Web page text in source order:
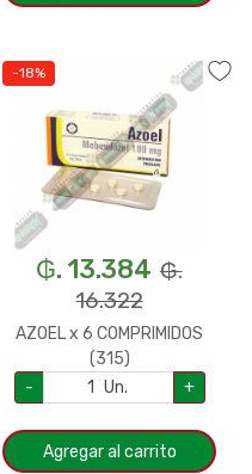
-18%
₲. 13.384 ₲.
16.322
AZOEL x 6 COMPRIMIDOS
(315)
-
Un. +
Agregar al carrito